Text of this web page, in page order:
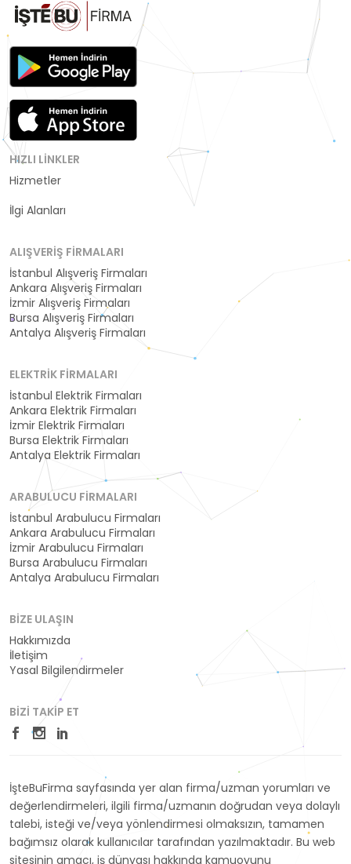
HIZLI LINKLER
Hizmetler
İlgi Alanları
ALIŞVERIŞ FIRMALARI
İstanbul Alışveriş Firmaları
Ankara Alışveriş Firmaları
İzmir Alışveriş Firmaları
Bursa Alışveriş Firmaları
Antalya Alışveriş Firmaları
ELEKTRIK FIRMALARI
İstanbul Elektrik Firmaları
Ankara Elektrik Firmaları
İzmir Elektrik Firmaları
Bursa Elektrik Firmaları
Antalya Elektrik Firmaları
ARABULUCU FIRMALARI
İstanbul Arabulucu Firmaları
Ankara Arabulucu Firmaları
İzmir Arabulucu Firmaları
Bursa Arabulucu Firmaları
Antalya Arabulucu Firmaları
BIZE ULAŞIN
Hakkımızda
İletişim
Yasal Bilgilendirmeler
BIZI TAKIP ET
İşteBuFirma sayfasında yer alan firma/uzman yorumları ve
değerlendirmeleri, ilgili firma/uzmanın doğrudan veya dolaylı
talebi, isteği ve/veya yönlendirmesi olmaksızın, tamamen
bağımsız olarak kullanıcılar tarafından yazılmaktadır. Bu web
sitesinin amacı, iş dünyası hakkında kamuoyunu